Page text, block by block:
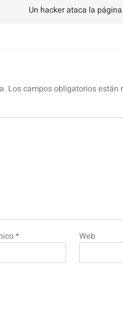
Un hacker ataca la
Los campos obligatorios están
* Web